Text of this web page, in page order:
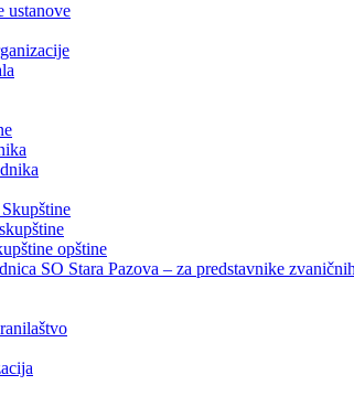
ustanove
opštine
SO Stara Pazova – za predstavnike